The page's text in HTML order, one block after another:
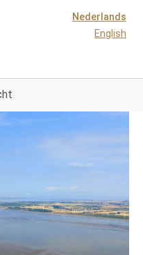
Nederlands
English